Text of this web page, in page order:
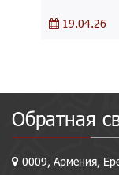
19.04.26
Обратная
0009, Армения,